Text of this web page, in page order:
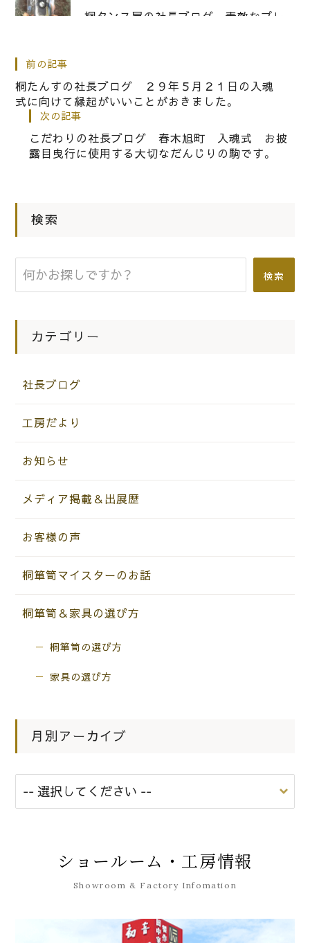
桐タンス屋の社長ブログ 素敵なプレ
2015.10.08 | 社長ブログ
の自動販売機は・・・高級！
目曳行の曳行コースと時間をお知らせ
いたします。
前の記事
桐たんすの社長ブログ ２９年５月２１日の入魂
式に向けて縁起がいいことがおきました。
次の記事
こだわりの社長ブログ 春木旭町 入魂式 お披
露目曳行に使用する大切なだんじりの駒です。
検索
検索
カテゴリー
社長ブログ
工房だより
お知らせ
メディア掲載＆出展歴
お客様の声
桐箪笥マイスターのお話
桐箪笥＆家具の選び方
桐箪笥の選び方
家具の選び方
月別アーカイブ
ショールーム・工房情報
Showroom & Factory Infomation